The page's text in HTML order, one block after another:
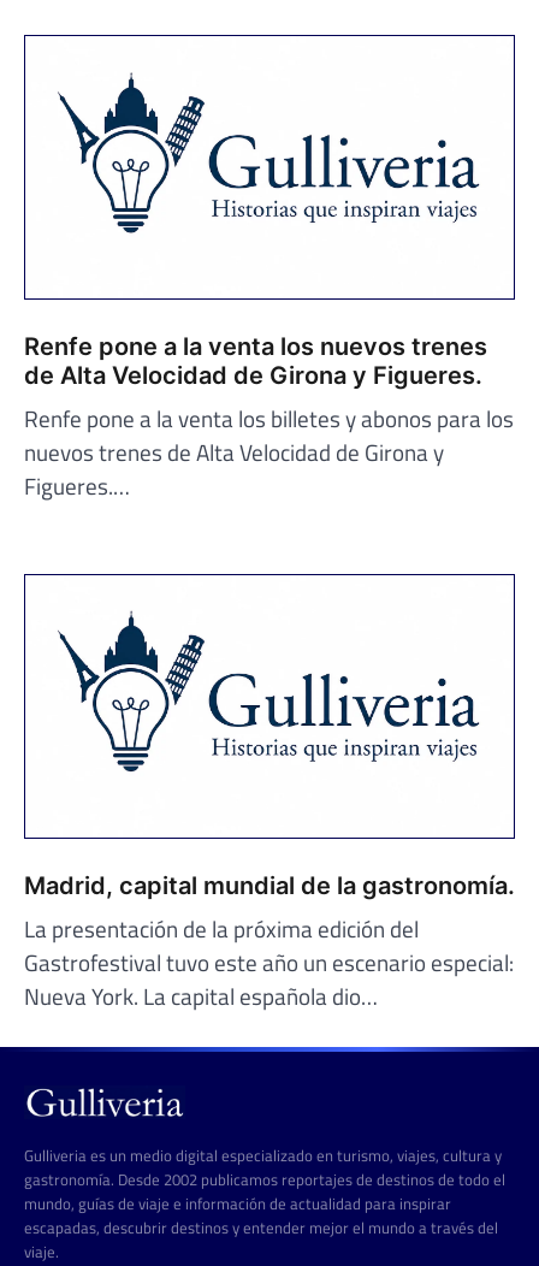
Renfe pone a la venta los nuevos trenes
de Alta Velocidad de Girona y Figueres.
Renfe pone a la venta los billetes y abonos para los
nuevos trenes de Alta Velocidad de Girona y
Figueres.…
Madrid, capital mundial de la gastronomía.
La presentación de la próxima edición del
Gastrofestival tuvo este año un escenario especial:
Nueva York. La capital española dio…
Gulliveria es un medio digital especializado en turismo, viajes, cultura y
gastronomía. Desde 2002 publicamos reportajes de destinos de todo el
mundo, guías de viaje e información de actualidad para inspirar
escapadas, descubrir destinos y entender mejor el mundo a través del
viaje.